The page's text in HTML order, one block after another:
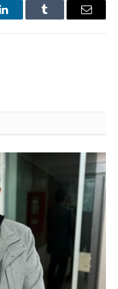
LinkedInTumblr Email